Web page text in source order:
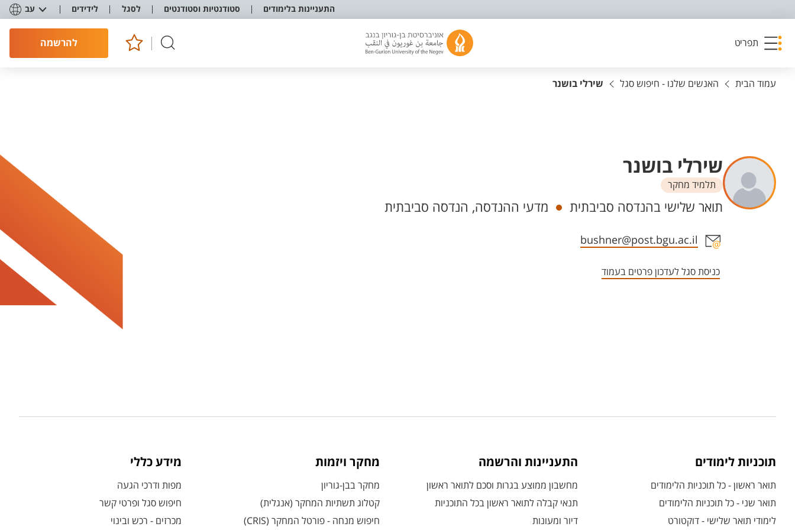
התעניינות בלימודים סטודנטיות וסטודנטים לסגל לידידים עב
תפריט להרשמה
עמוד הבית האנשים שלנו - חיפוש סגל שירלי בושנר
שירלי בושנר
תלמיד מחקר
יחידות
תואר שלישי בהנדסה סביבתית מדעי ההנדסה, הנדסה סביבתית
אזור צור קשר עם איש הסגל
bushner@post.bgu.ac.il
כניסת סגל לעדכון פרטים בעמוד
תוכניות לימודים
תואר ראשון - כל תוכניות הלימודים
תואר שני - כל תוכניות הלימודים
לימודי תואר שלישי - דוקטורט
התעניינות והרשמה
מחשבון ממוצע בגרות וסכם לתואר ראשון
תנאי קבלה לתואר ראשון בכל התוכניות
דיור ומעונות
מחקר ויזמות
מחקר בבן-גוריון
קטלוג תשתיות המחקר (אנגלית)
חיפוש מנחה - פורטל המחקר (CRIS)
מידע כללי
מפות ודרכי הגעה
חיפוש סגל ופרטי קשר
מכרזים - רכש ובינוי